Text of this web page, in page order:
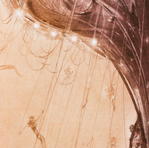
služba u posádkové
přátelství s Jiřím
zkouška na AVU, učitel
návštěvy kurzů kreslení.
na AVU, kurzy kreslení
umění.
na VŠUP
na VŠUP, konzultace s
Po odvolání přijat